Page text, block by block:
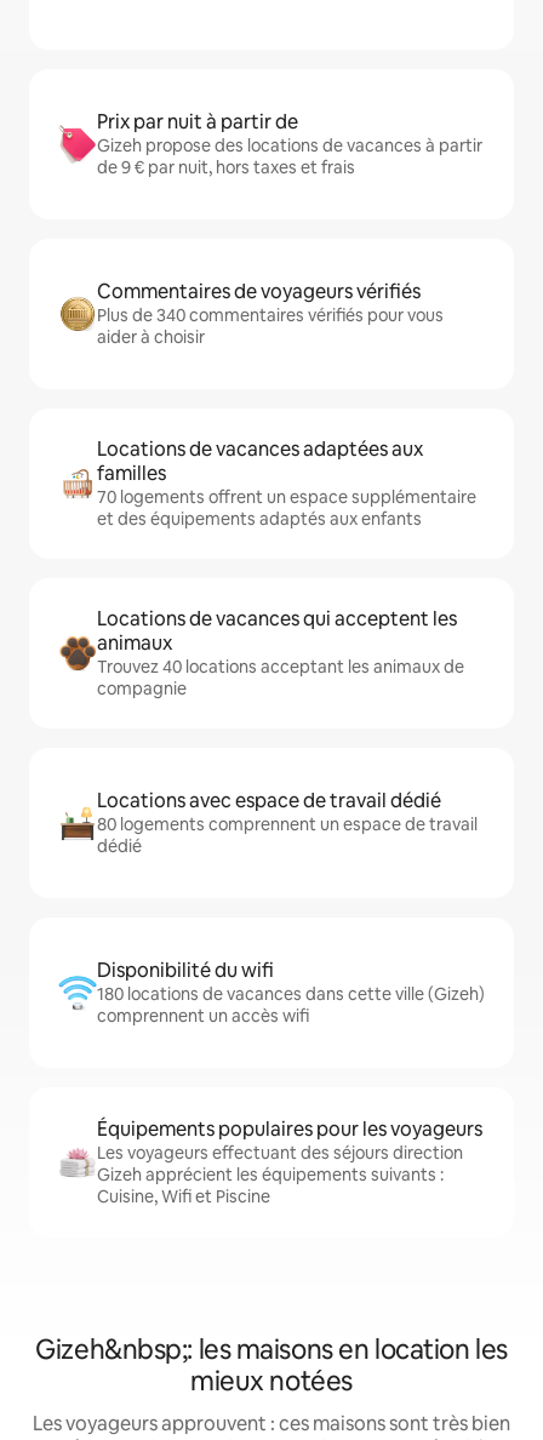
Prix par nuit à partir de
Gizeh propose des locations de vacances à partir
de 9 € par nuit, hors taxes et frais
Commentaires de voyageurs vérifiés
Plus de 340 commentaires vérifiés pour vous
aider à choisir
Locations de vacances adaptées aux
familles
70 logements offrent un espace supplémentaire
et des équipements adaptés aux enfants
Locations de vacances qui acceptent les
animaux
Trouvez 40 locations acceptant les animaux de
compagnie
Locations avec espace de travail dédié
80 logements comprennent un espace de travail
dédié
Disponibilité du wifi
180 locations de vacances dans cette ville (Gizeh)
comprennent un accès wifi
Équipements populaires pour les voyageurs
Les voyageurs effectuant des séjours direction
Gizeh apprécient les équipements suivants :
Cuisine, Wifi et Piscine
Gizeh&nbsp;: les maisons en location les
mieux notées
Les voyageurs approuvent : ces maisons sont très bien